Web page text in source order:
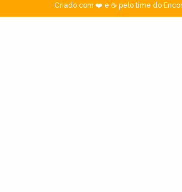
Criado com ❤️ e ☕ pelo time do